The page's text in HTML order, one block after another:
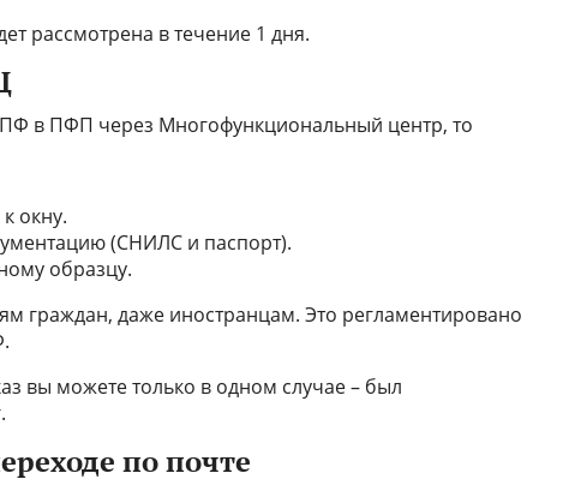
рассмотрена в течение 1 дня.
в ПФП через Многофункциональный центр, то
окну.
(СНИЛС и паспорт).
образцу.
граждан, даже иностранцам. Это регламентировано
вы можете только в одном случае – был
по почте